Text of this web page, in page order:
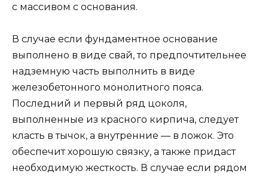
с массивом с основания.
В случае если фундаментное основание
выполнено в виде свай, то предпочтительнее
надземную часть выполнить в виде
железобетонного монолитного пояса.
Последний и первый ряд цоколя,
выполненные из красного кирпича, следует
класть в тычок, а внутренние — в ложок. Это
обеспечит хорошую связку, а также придаст
необходимую жесткость. В случае если рядом